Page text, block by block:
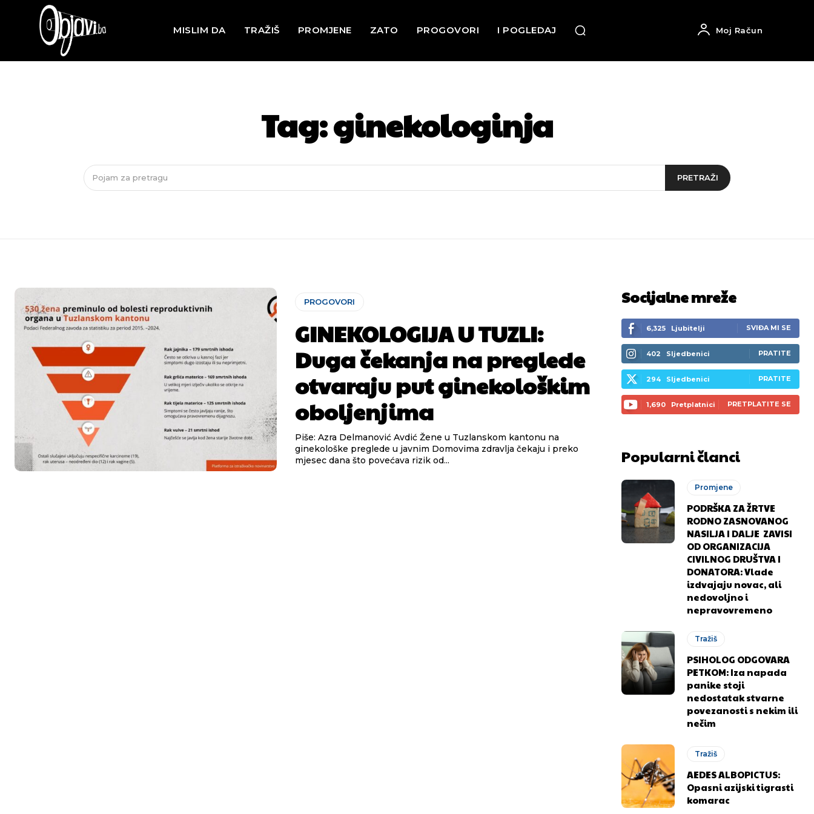
MISLIM DA TRAŽIŠ PROMJENE ZATO PROGOVORI I POGLEDAJ Moj Račun
Tag:ginekologinja
Pojam za pretragu PRETRAŽI
PROGOVORI
GINEKOLOGIJA U TUZLI:
Duga čekanja na preglede
otvaraju put ginekološkim
oboljenjima
Piše: Azra Delmanović Avdić Žene u Tuzlanskom kantonu na
ginekološke preglede u javnim Domovima zdravlja čekaju i preko
mjesec dana što povećava rizik od...
Socijalne mreže
6,325 Ljubitelji SVIĐA MI SE
402 Sljedbenici PRATITE
294 Sljedbenici PRATITE
1,690 Pretplatnici PRETPLATITE SE
Popularni članci
Promjene
PODRŠKA ZA ŽRTVE
RODNO ZASNOVANOG
NASILJA I DALJE ZAVISI
OD ORGANIZACIJA
CIVILNOG DRUŠTVA I
DONATORA: Vlade
izdvajaju novac, ali
nedovoljno i
nepravovremeno
Tražiš
PSIHOLOG ODGOVARA
PETKOM: Iza napada
panike stoji
nedostatak stvarne
povezanosti s nekim ili
nečim
Tražiš
AEDES ALBOPICTUS:
Opasni azijski tigrasti
komarac